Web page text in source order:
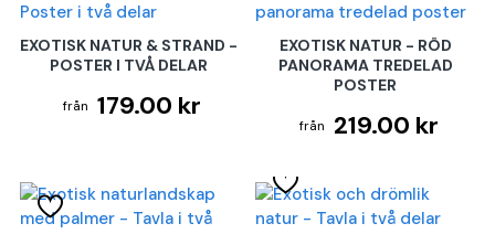
EXOTISK NATUR & STRAND -
POSTER I TVÅ DELAR
179.00 kr
EXOTISK NATUR - RÖD
PANORAMA TREDELAD
POSTER
219.00 kr